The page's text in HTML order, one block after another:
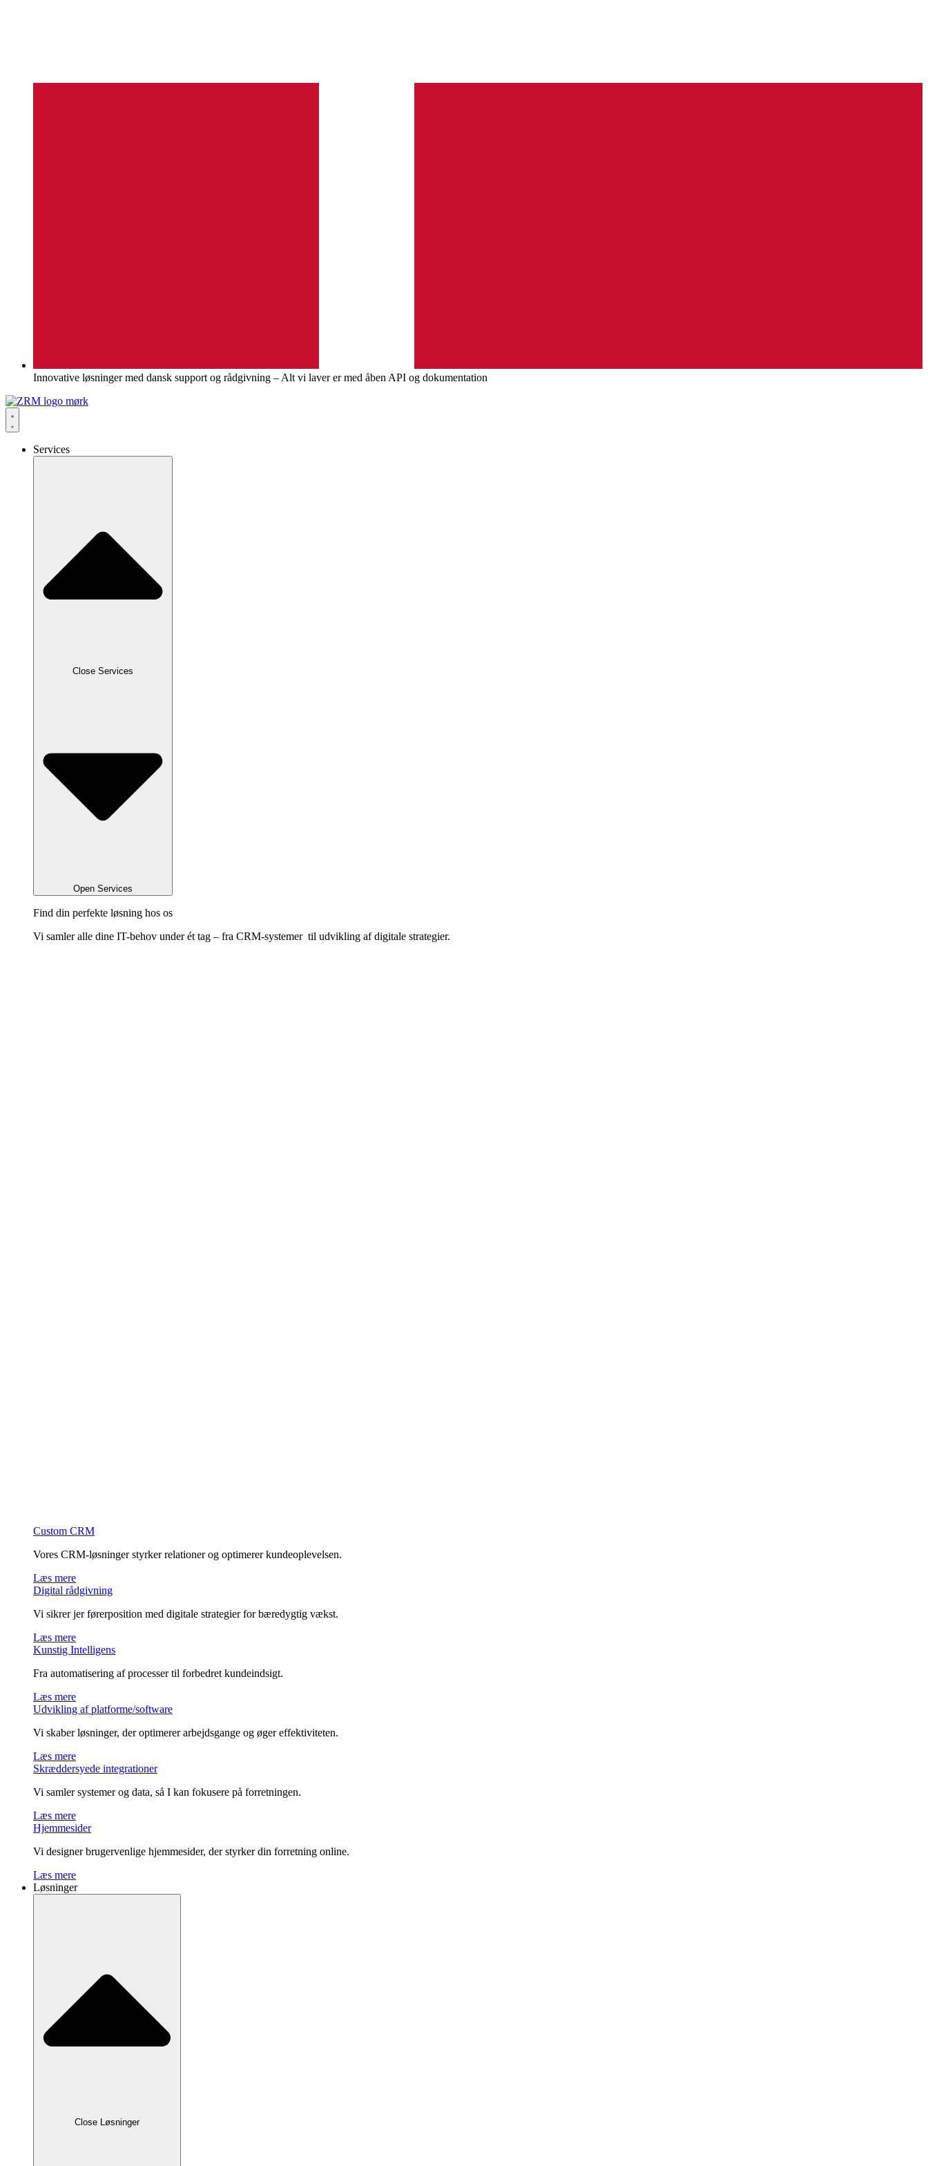
Innovative løsninger med dansk support og rådgivning – Alt vi laver er med åben API og dokumentation
Services
Close Services
Open Services
Find din perfekte løsning hos os
Vi samler alle dine IT-behov under ét tag – fra CRM-systemer til udvikling af digitale strategier.
Custom CRM
Vores CRM-løsninger styrker relationer og optimerer kundeoplevelsen.
Læs mere
Digital rådgivning
Vi sikrer jer førerposition med digitale strategier for bæredygtig vækst.
Læs mere
Kunstig Intelligens
Fra automatisering af processer til forbedret kundeindsigt.
Læs mere
Udvikling af platforme/software
Vi skaber løsninger, der optimerer arbejdsgange og øger effektiviteten.
Læs mere
Skræddersyede integrationer
Vi samler systemer og data, så I kan fokusere på forretningen.
Læs mere
Hjemmesider
Vi designer brugervenlige hjemmesider, der styrker din forretning online.
Læs mere
Løsninger
Close Løsninger